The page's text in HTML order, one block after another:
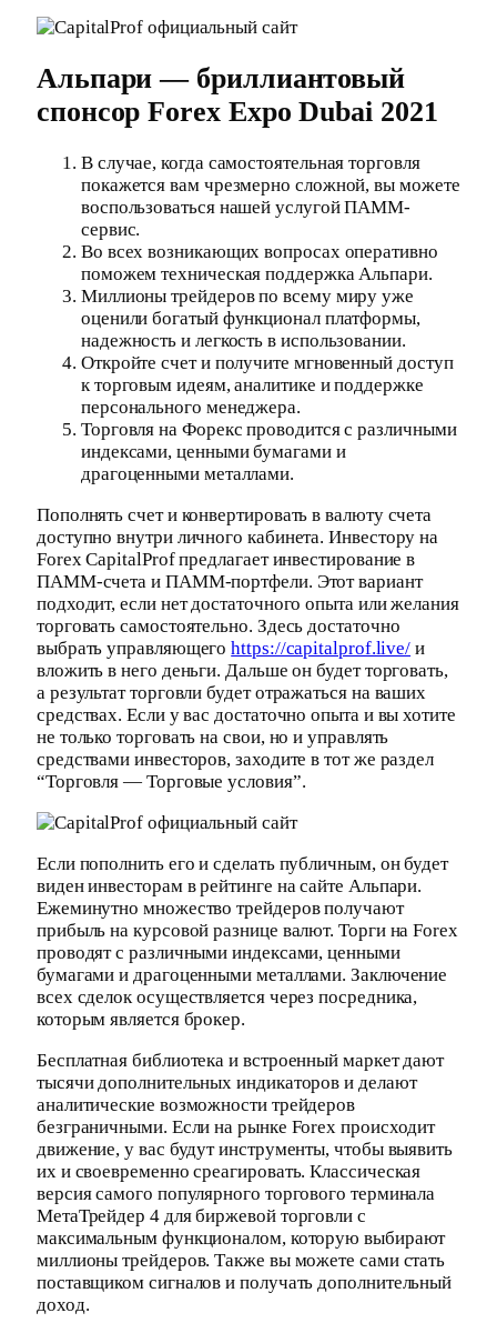
Альпари — бриллиантовый
спонсор Forex Expo Dubai 2021
В случае, когда самостоятельная торговля
покажется вам чрезмерно сложной, вы можете
воспользоваться нашей услугой ПАММ-
сервис.
Во всех возникающих вопросах оперативно
поможем техническая поддержка Альпари.
Миллионы трейдеров по всему миру уже
оценили богатый функционал платформы,
надежность и легкость в использовании.
Откройте счет и получите мгновенный доступ
к торговым идеям, аналитике и поддержке
персонального менеджера.
Торговля на Форекс проводится с различными
индексами, ценными бумагами и
драгоценными металлами.
Пополнять счет и конвертировать в валюту счета
доступно внутри личного кабинета. Инвестору на
Forex CapitalProf предлагает инвестирование в
ПАММ-счета и ПАММ-портфели. Этот вариант
подходит, если нет достаточного опыта или желания
торговать самостоятельно. Здесь достаточно
выбрать управляющегоhttps://capitalprof.live/ и
вложить в него деньги. Дальше он будет торговать,
а результат торговли будет отражаться на ваших
средствах. Если у вас достаточно опыта и вы хотите
не только торговать на свои, но и управлять
средствами инвесторов, заходите в тот же раздел
“Торговля — Торговые условия”.
Если пополнить его и сделать публичным, он будет
виден инвесторам в рейтинге на сайте Альпари.
Ежеминутно множество трейдеров получают
прибыль на курсовой разнице валют. Торги на Forex
проводят с различными индексами, ценными
бумагами и драгоценными металлами. Заключение
всех сделок осуществляется через посредника,
которым является брокер.
Бесплатная библиотека и встроенный маркет дают
тысячи дополнительных индикаторов и делают
аналитические возможности трейдеров
безграничными. Если на рынке Forex происходит
движение, у вас будут инструменты, чтобы выявить
их и своевременно среагировать. Классическая
версия самого популярного торгового терминала
МетаТрейдер 4 для биржевой торговли с
максимальным функционалом, которую выбирают
миллионы трейдеров. Также вы можете сами стать
поставщиком сигналов и получать дополнительный
доход.